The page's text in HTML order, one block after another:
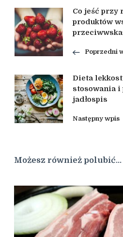
Nawigacja
wpisu
Co jeść przy
produktów
Poprzedni
Dieta
stosowania i
jadłospis
Następny wpis
Możesz również polubić…